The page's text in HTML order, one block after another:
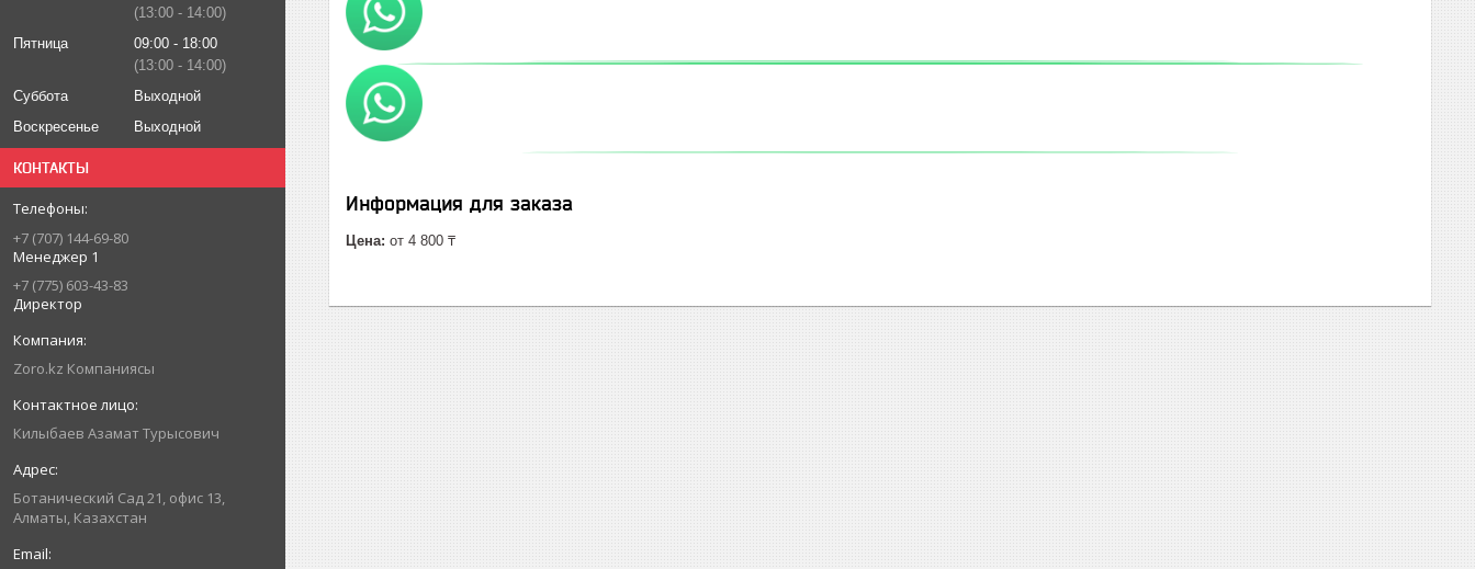
13:00
14:00
Пятница
09:00
18:00
13:00
14:00
Суббота
Выходной
Воскресенье
Выходной
КОНТАКТЫ
+7 (707) 144-69-80
Менеджер 1
+7 (775) 603-43-83
Директор
Zoro.kz Компаниясы
Килыбаев Азамат Турысович
Ботанический Сад 21, офис 13,
Алматы, Казахстан
Информация для заказа
Цена: от 4 800 ₸